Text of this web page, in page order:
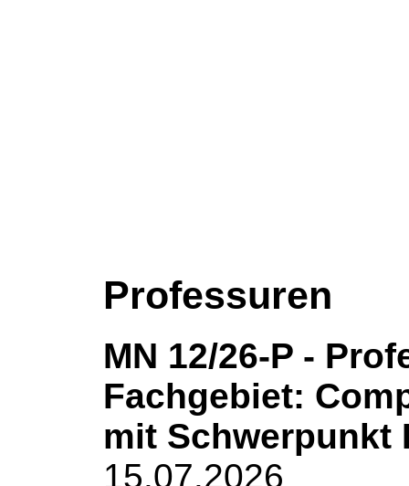
Professuren
MN 12/26-P -
Fachgebiet:
mit Schwerpunkt
15.07.2026